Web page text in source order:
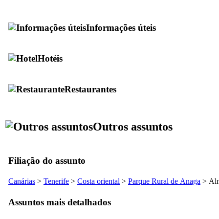
Informações úteis
Hotéis
Restaurantes
Outros assuntos
Filiação do assunto
Canárias > Tenerife > Costa oriental > Parque Rural de Anaga >
Assuntos mais detalhados